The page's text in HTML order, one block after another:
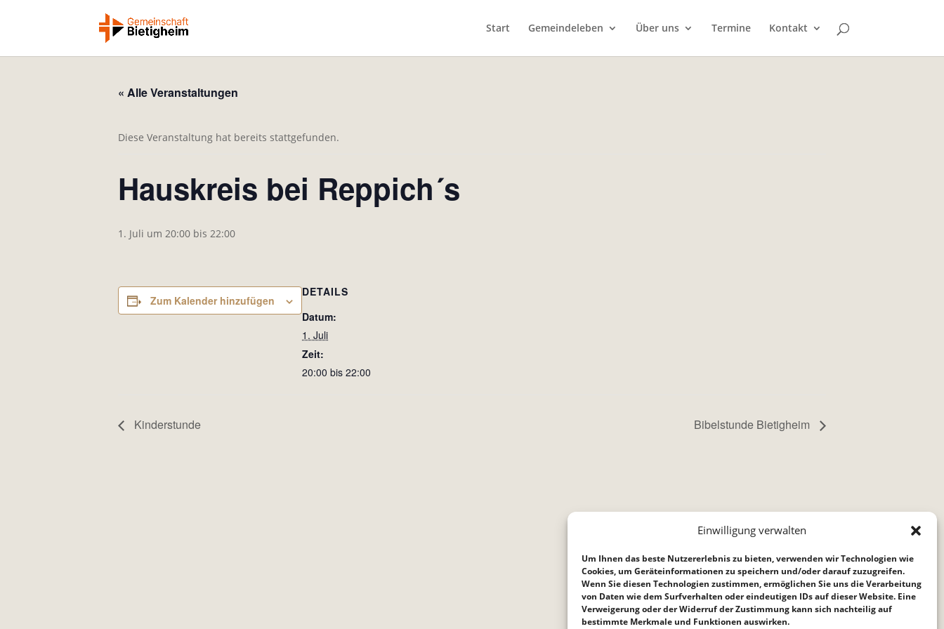
Einwilligung verwalten
Um Ihnen das beste Nutzererlebnis zu bieten, verwenden wir Technologien wie
Cookies, um Geräteinformationen zu speichern und/oder darauf zuzugreifen.
Wenn Sie diesen Technologien zustimmen, ermöglichen Sie uns die Verarbeitung
von Daten wie dem Surfverhalten oder eindeutigen IDs auf dieser Website. Eine
Verweigerung oder der Widerruf der Zustimmung kann sich nachteilig auf
bestimmte Merkmale und Funktionen auswirken.
Start Gemeindeleben Über uns Termine Kontakt
« Alle Veranstaltungen
Diese Veranstaltung hat bereits stattgefunden.
Hauskreis bei Reppich´s
1. Juli um 20:00 bis 22:00
Zum Kalender hinzufügen
DETAILS
Datum:
1. Juli
Zeit:
20:00 bis 22:00
Kinderstunde Bibelstunde Bietigheim